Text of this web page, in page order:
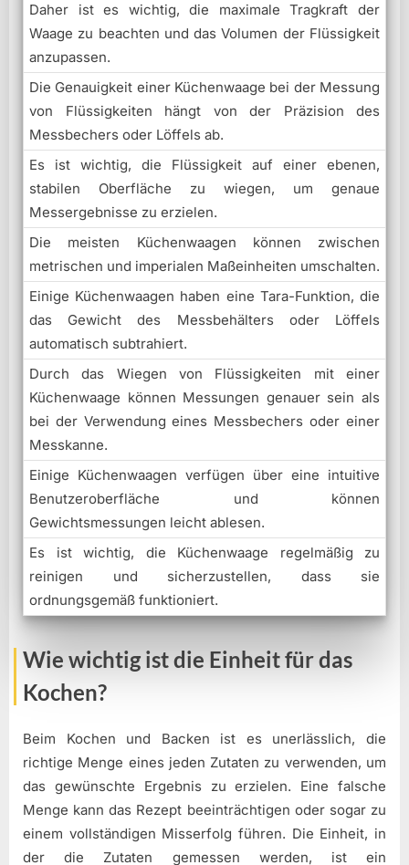
Daher ist es wichtig, die maximale Tragkraft der
Waage zu beachten und das Volumen der Flüssigkeit
anzupassen.
Die Genauigkeit einer Küchenwaage bei der Messung
von Flüssigkeiten hängt von der Präzision des
Messbechers oder Löffels ab.
Es ist wichtig, die Flüssigkeit auf einer ebenen,
stabilen Oberfläche zu wiegen, um genaue
Messergebnisse zu erzielen.
Die meisten Küchenwaagen können zwischen
metrischen und imperialen Maßeinheiten umschalten.
Einige Küchenwaagen haben eine Tara-Funktion, die
das Gewicht des Messbehälters oder Löffels
automatisch subtrahiert.
Durch das Wiegen von Flüssigkeiten mit einer
Küchenwaage können Messungen genauer sein als
bei der Verwendung eines Messbechers oder einer
Messkanne.
Einige Küchenwaagen verfügen über eine intuitive
Benutzeroberfläche und können
Gewichtsmessungen leicht ablesen.
Es ist wichtig, die Küchenwaage regelmäßig zu
reinigen und sicherzustellen, dass sie
ordnungsgemäß funktioniert.
Wie wichtig ist die Einheit für das
Kochen?
Beim Kochen und Backen ist es unerlässlich, die
richtige Menge eines jeden Zutaten zu verwenden, um
das gewünschte Ergebnis zu erzielen. Eine falsche
Menge kann das Rezept beeinträchtigen oder sogar zu
einem vollständigen Misserfolg führen. Die Einheit, in
der die Zutaten gemessen werden, ist ein